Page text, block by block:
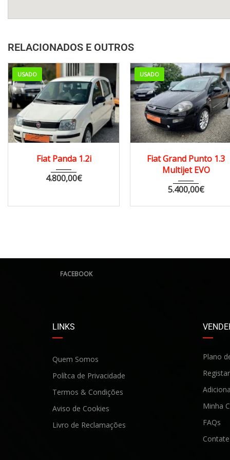
RELACIONADOS E OUTROS
USADO
2012 82 000
Fiat Panda 1.2i
4.800,00€
USADO
2009
hatch...
185 000
Fiat Grand Punto 1.3
Multijet EVO
5.400,00€
FACEBOOK
LINKS
Quem Somos
Polítca de Privacidade
Termos & Condições
Aviso de Cookies
Livro de Reclamações
Plano
Minha
FAQs